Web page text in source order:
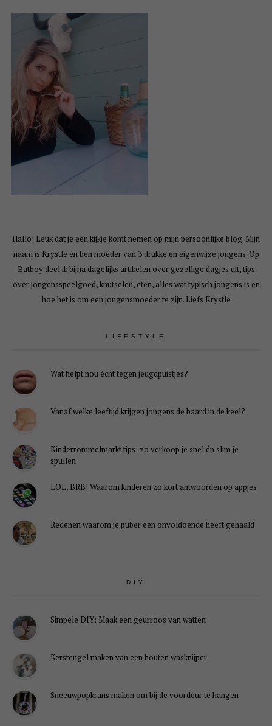
Hallo! Leuk dat je een kijkje komt nemen op mijn persoonlijke blog. Mijn
naam is Krystle en ben moeder van 3 drukke en eigenwijze jongens. Op
Batboy deel ik bijna dagelijks artikelen over gezellige dagjes uit, tips
over jongensspeelgoed, knutselen, eten, alles wat typisch jongens is en
hoe het is om een jongensmoeder te zijn. Liefs Krystle
LIFESTYLE
Wat helpt nou écht tegen jeugdpuistjes?
Vanaf welke leeftijd krijgen jongens de baard in de keel?
Kinderrommelmarkt tips: zo verkoop je snel én slim je
spullen
LOL, BRB! Waarom kinderen zo kort antwoorden op appjes
Redenen waarom je puber een onvoldoende heeft gehaald
DIY
Simpele DIY: Maak een geurroos van watten
Kerstengel maken van een houten wasknijper
Sneeuwpopkrans maken om bij de voordeur te hangen